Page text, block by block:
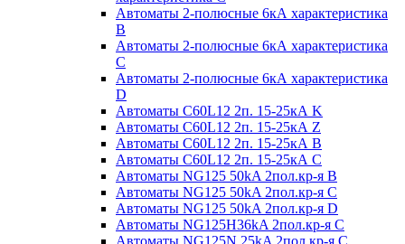
Автоматы 2-полюсные 6кА характеристика
B
Автоматы 2-полюсные 6кА характеристика
C
Автоматы 2-полюсные 6кА характеристика
D
Автоматы C60L12 2п. 15-25кА K
Автоматы C60L12 2п. 15-25кА Z
Автоматы C60L12 2п. 15-25кА B
Автоматы C60L12 2п. 15-25кА C
Автоматы NG125 50kA 2пол.кр-я B
Автоматы NG125 50kA 2пол.кр-я C
Автоматы NG125 50kA 2пол.кр-я D
Автоматы NG125H36kA 2пол.кр-я C
Автоматы NG125N 25kA 2пол.кр-я C